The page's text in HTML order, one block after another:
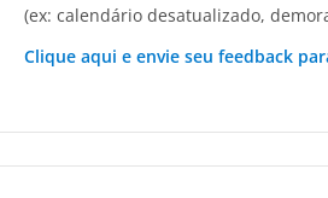
(ex: calendário desatualizado,
Clique aqui e envie seu feedback